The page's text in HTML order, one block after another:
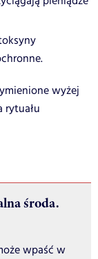
wyżej
środa.
wpaść w